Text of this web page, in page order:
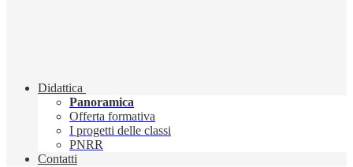
Didattica
Panoramica
Offerta formativa
I progetti delle classi
PNRR
Contatti